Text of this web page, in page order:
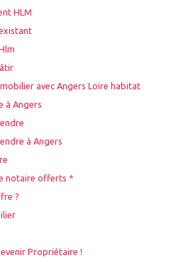
HLM
avec Angers Loire habitat
à Angers
à Angers
notaire offerts *
?
Propriétaire !